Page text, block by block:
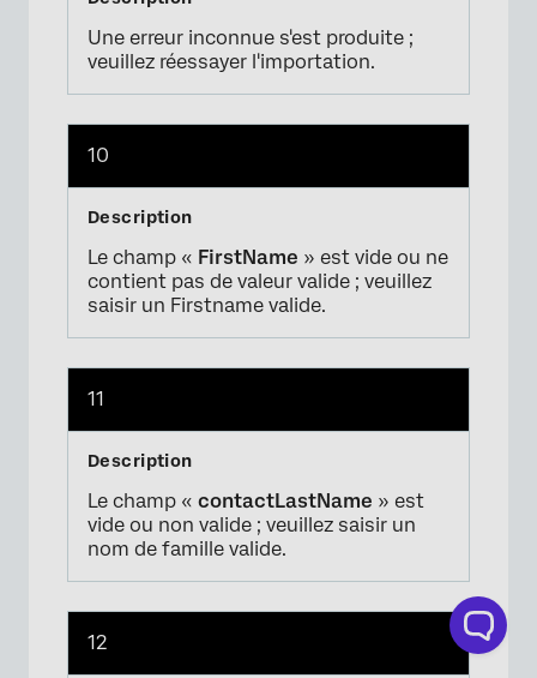
Une erreur inconnue s'est produite ;
veuillez réessayer l'importation.
10
Le champ « FirstName » est vide ou ne
contient pas de valeur valide ; veuillez
saisir un Firstname valide.
11
Le champ « contactLastName » est
vide ou non valide ; veuillez saisir un
nom de famille valide.
12